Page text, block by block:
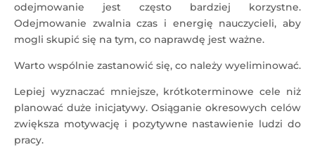
odejmowanie jest często bardziej korzystne.
Odejmowanie zwalnia czas i energię nauczycieli, aby
mogli skupić się na tym, co naprawdę jest ważne.
Warto wspólnie zastanowić się, co należy wyeliminować.
Lepiej wyznaczać mniejsze, krótkoterminowe cele niż
planować duże inicjatywy. Osiąganie okresowych celów
zwiększa motywację i pozytywne nastawienie ludzi do
pracy.